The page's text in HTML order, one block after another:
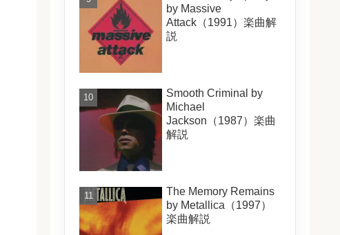
by Massive
Attack（1991）楽曲解
説
Smooth Criminal by
Michael
Jackson（1987）楽曲
解説
The Memory Remains
by Metallica（1997）
楽曲解説